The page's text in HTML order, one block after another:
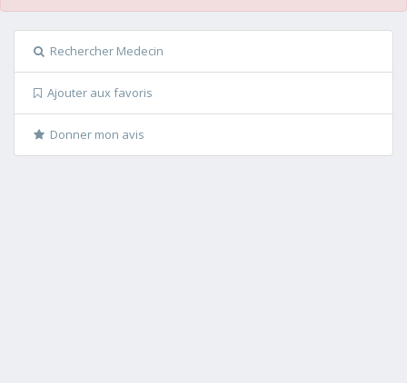
Rechercher Medecin
Ajouter aux favoris
Donner mon avis